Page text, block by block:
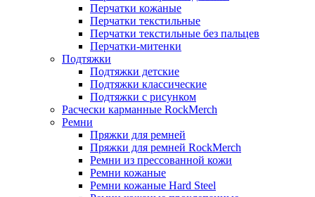
Перчатки кожаные
Перчатки текстильные
Перчатки текстильные без пальцев
Перчатки-митенки
Подтяжки
Подтяжки детские
Подтяжки классические
Подтяжки с рисунком
Расчески карманные RockMerch
Ремни
Пряжки для ремней
Пряжки для ремней RockMerch
Ремни из прессованной кожи
Ремни кожаные
Ремни кожаные Hard Steel